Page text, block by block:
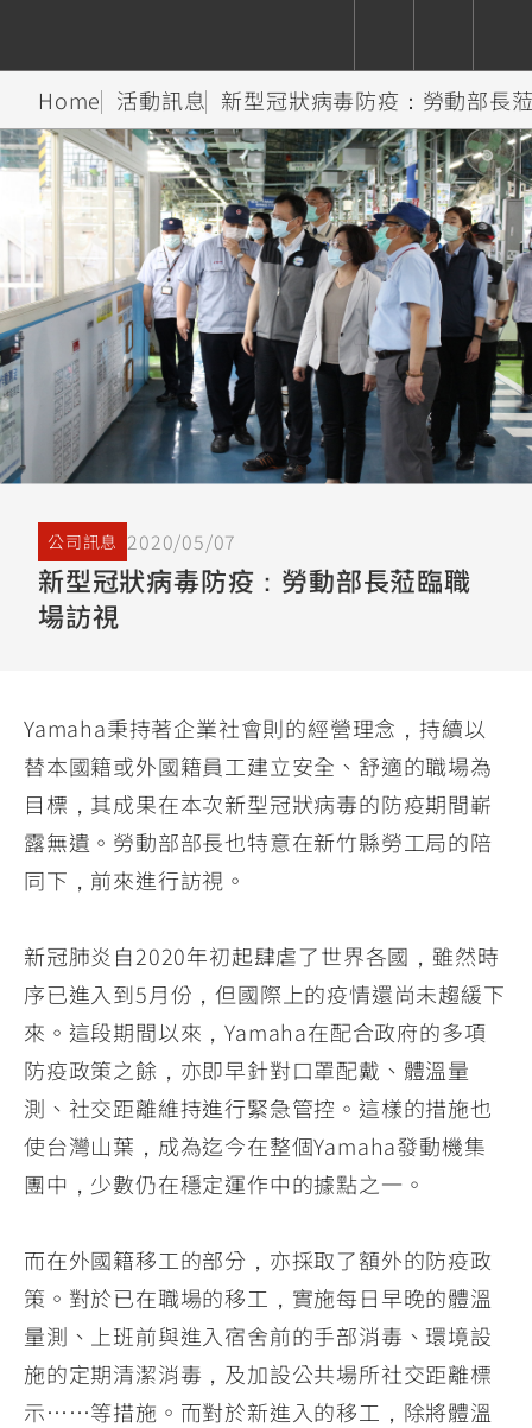
依風格 依排氣量
Super
Sport
Hyper
Naked
Sport
Heritage
YZF-R9
550+
YZF-R7
550+
YZF-R3
251~549
MT-
09
Y-
AMT
550+
MT-
09
550+
07
Y-
550+
MT-
03
251~549
MT-
15
150
XSR
700
550+
XSR
155
依風格 依排氣量
Premium Sport FashionAdventureFamily
TMAX
550+
XMAX
251~549
NMAX
150
CYGNUS
XR
150
CYGNUS
X
RS NEO
125
Limi
125
Vinoora
125
BW'S
125
PW50
AXIS
Z /
Zii
JOG
CUXiE
2.5 kw
追蹤愛車
我的愛車 瀏覽紀錄
Home 活動訊息 新型冠狀病毒防疫：勞動部長
公司訊息 2020/05/07
新型冠狀病毒防疫：勞動部長蒞臨職
場訪視
Yamaha秉持著企業社會則的經營理念，持續以
替本國籍或外國籍員工建立安全、舒適的職場為
目標，其成果在本次新型冠狀病毒的防疫期間嶄
露無遺。勞動部部長也特意在新竹縣勞工局的陪
同下，前來進行訪視。
新冠肺炎自2020年初起肆虐了世界各國，雖然時
序已進入到5月份，但國際上的疫情還尚未趨緩下
來。這段期間以來，Yamaha在配合政府的多項
防疫政策之餘，亦即早針對口罩配戴、體溫量
測、社交距離維持進行緊急管控。這樣的措施也
使台灣山葉，成為迄今在整個Yamaha發動機集
團中，少數仍在穩定運作中的據點之一。
而在外國籍移工的部分，亦採取了額外的防疫政
策。對於已在職場的移工，實施每日早晚的體溫
量測、上班前與進入宿舍前的手部消毒、環境設
施的定期清潔消毒，及加設公共場所社交距離標
示……等措施。而對於新進入的移工，除將體溫